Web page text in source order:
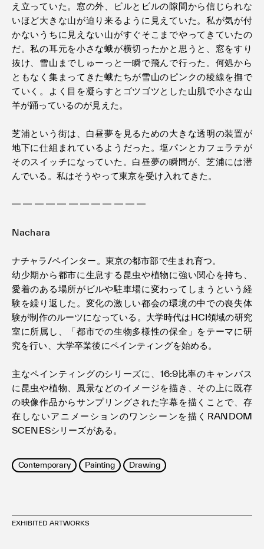
え立っていた。窓の外、ビルとビルの隙間から信じられな
いほど大きな山が迫り来るように見えていた。私が気が付
かないうちに見えない山がすぐそこまでやってきていたの
だ。私の耳元を小さな蛾が横切ったかと思うと、窓をすり
抜け、雪山までしゅーっと一瞬で飛んで行った。何処から
ともなく集まってきた蛾たちが雪山のピンクの稜線を撫で
ていく。よく目を凝らすとゴツゴツとした山肌で小さな山
羊が踊っているのが見えた。
芝浦という街は、白昼夢を見るための大きな透明の装置が
地下に仕組まれているようだった。塩パンとカフェラテが
そのスイッチになっていた。白昼夢の瞬間が、芝浦には潜
んでいる。私はそうやって東京を受け入れてきた。
━ ━ ━ ━ ━ ━ ━ ━ ━ ━ ━ ━
Nachara
ナチャラ/ペインター。東京の都市部で生まれ育つ。
幼少期から都市に生息する昆虫や植物に強い関心を持ち、
愛着のある場所がビルや駐車場に変わってしまうという経
験を繰り返した。変化の激しい都会の環境の中での喪失体
験が制作のルーツになっている。大学時代はHCI領域の研究
室に所属し、「都市での生物多様性の保全」をテーマに研
究を行い、大学卒業後にペインティングを始める。
主なペインティングのシリーズに、16:9比率のキャンバス
に昆虫や植物、風景などのイメージを描き、その上に既存
の映像作品からサンプリングされた字幕を描くことで、存
在しないアニメーションのワンシーンを描くRANDOM
SCENESシリーズがある。
Contemporary Painting Drawing
EXHIBITED ARTWORKS